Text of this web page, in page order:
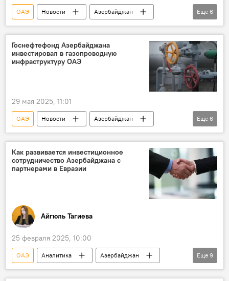
ОАЭ Новости
Азербайджан
Президент
Ильхам Алиев
Экономическое сотрудничество
Визит
Встреча
Делегация
Еще 6
Госнефтефонд Азербайджана
инвестировал в газопроводную
инфраструктуру ОАЭ
29 мая 2025, 11:01
ОАЭ Новости
Азербайджан
Экономика
финансы
Инвестиции
Государственный нефтяной фонд Азербайджана (SOFAZ)
Активы
Диверсификация
Еще 6
Как развивается инвестиционное
сотрудничество Азербайджана с
партнерами в Евразии
Айгюль Тагиева
25 февраля 2025, 10:00
ОАЭ Аналитика
Азербайджан
Россия
Иран
Коридор "Север-Юг"
Еще 9